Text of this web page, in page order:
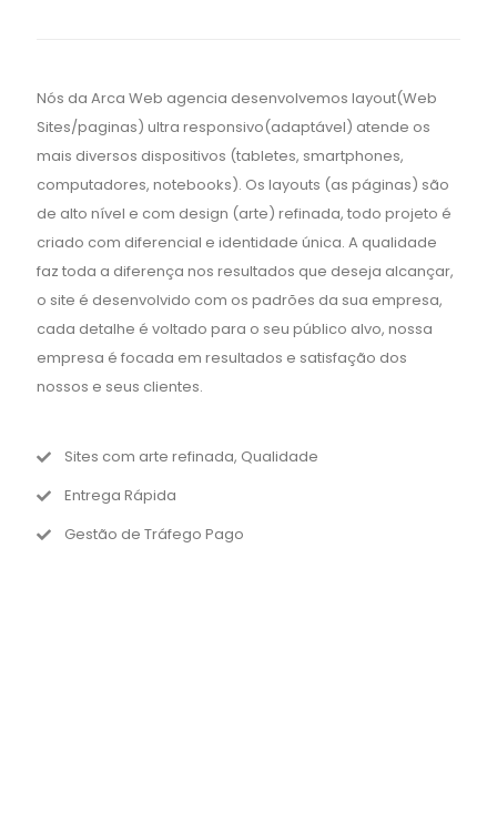
Nós da Arca Web agencia desenvolvemos layout(Web
Sites/paginas) ultra responsivo(adaptável) atende os
mais diversos dispositivos (tabletes, smartphones,
computadores, notebooks). Os layouts (as páginas) são
de alto nível e com design (arte) refinada, todo projeto é
criado com diferencial e identidade única. A qualidade
faz toda a diferença nos resultados que deseja alcançar,
o site é desenvolvido com os padrões da sua empresa,
cada detalhe é voltado para o seu público alvo, nossa
empresa é focada em resultados e satisfação dos
nossos e seus clientes.
Sites com arte refinada, Qualidade
Entrega Rápida
Gestão de Tráfego Pago